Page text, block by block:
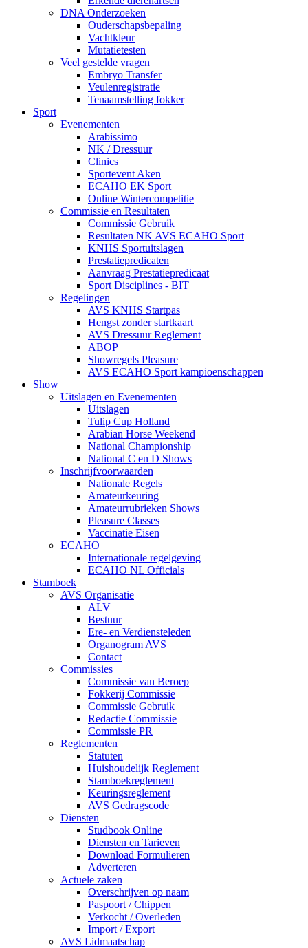
DNA Onderzoeken
Ouderschapsbepaling
Vachtkleur
Mutatietesten
Veel gestelde vragen
Embryo Transfer
Veulenregistratie
Tenaamstelling fokker
Sport
Evenementen
Arabissimo
NK / Dressuur
Clinics
Sportevent Aken
ECAHO EK Sport
Online Wintercompetitie
Commissie en Resultaten
Commissie Gebruik
Resultaten NK AVS ECAHO Sport
KNHS Sportuitslagen
Prestatiepredicaten
Aanvraag Prestatiepredicaat
Sport Disciplines - BIT
Regelingen
AVS KNHS Startpas
Hengst zonder startkaart
AVS Dressuur Reglement
ABOP
Showregels Pleasure
AVS ECAHO Sport kampioenschappen
Show
Uitslagen en Evenementen
Uitslagen
Tulip Cup Holland
Arabian Horse Weekend
National Championship
National C en D Shows
Inschrijfvoorwaarden
Nationale Regels
Amateurkeuring
Amateurrubrieken Shows
Pleasure Classes
Vaccinatie Eisen
ECAHO
Internationale regelgeving
ECAHO NL Officials
Stamboek
AVS Organisatie
ALV
Bestuur
Ere- en Verdiensteleden
Organogram AVS
Contact
Commissies
Commissie van Beroep
Fokkerij Commissie
Commissie Gebruik
Redactie Commissie
Commissie PR
Reglementen
Statuten
Huishoudelijk Reglement
Stamboekreglement
Keuringsreglement
AVS Gedragscode
Diensten
Studbook Online
Diensten en Tarieven
Download Formulieren
Adverteren
Actuele zaken
Overschrijven op naam
Paspoort / Chippen
Verkocht / Overleden
Import / Export
AVS Lidmaatschap